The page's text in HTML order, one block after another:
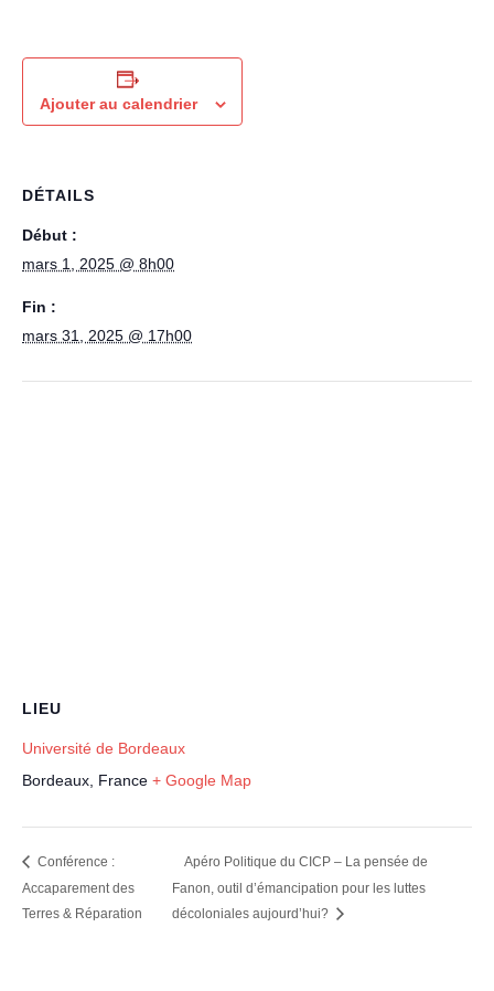
Ajouter au calendrier
DÉTAILS
Début :
mars 1, 2025 @ 8h00
Fin :
mars 31, 2025 @ 17h00
LIEU
Université de Bordeaux
Bordeaux France + Google Map
Conférence :
Accaparement des
Terres & Réparation
Apéro Politique du CICP – La pensée de
Fanon, outil d’émancipation pour les luttes
décoloniales aujourd’hui?